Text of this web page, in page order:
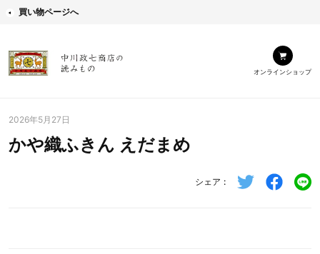
買い物ページへ
オンラインショップ
2026年5月27日
かや織ふきん えだまめ
シェア